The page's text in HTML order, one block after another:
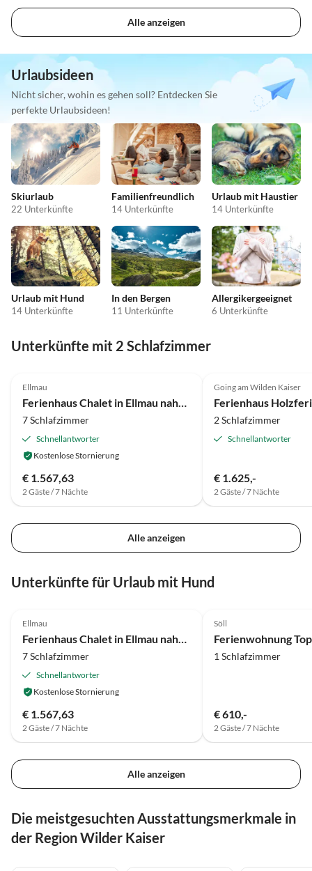
Alle anzeigen
Urlaubsideen
Nicht sicher, wohin es gehen soll? Entdecken Sie
perfekte Urlaubsideen!
Skiurlaub
22 Unterkünfte
Familienfreundlich
14 Unterkünfte
Urlaub mit Haustier
14 Unterkünfte
Urlaub mit Hund
14 Unterkünfte
In den Bergen
11 Unterkünfte
Allergikergeeignet
6 Unterkünfte
Unterkünfte mit 2 Schlafzimmer
Ellmau
7 Schlafzimmer
Schnellantworter
Kostenlose Stornierung
€ 1.567,63
2 Gäste / 7 Nächte
Going am Wilden Kaiser
2 Schlafzimmer
Schnellantworter
€ 1.625,-
2 Gäste / 7 Nächte
Alle anzeigen
Unterkünfte für Urlaub mit Hund
Ellmau
Ferienhaus Chalet in Ellmau nahe Skipisten
7 Schlafzimmer
Schnellantworter
Kostenlose Stornierung
€ 1.567,63
2 Gäste / 7 Nächte
Söll
Ferienwohnung
1 Schlafzimmer
€ 610,-
2 Gäste / 7 Nächte
Alle anzeigen
Die meistgesuchten Ausstattungsmerkmale in
der Region Wilder Kaiser